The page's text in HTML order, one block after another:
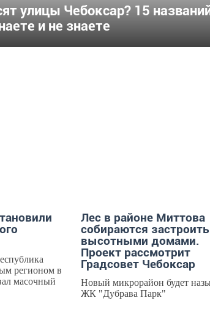
улицы Чебоксар? 15
и не знаете
регионом в
масочный
Лес в районе Миттова
собираются застроить
высотными домами.
Проект рассмотрит
Градсовет Чебоксар
Новый микрорайон будет
ЖК "Дубрава Парк"